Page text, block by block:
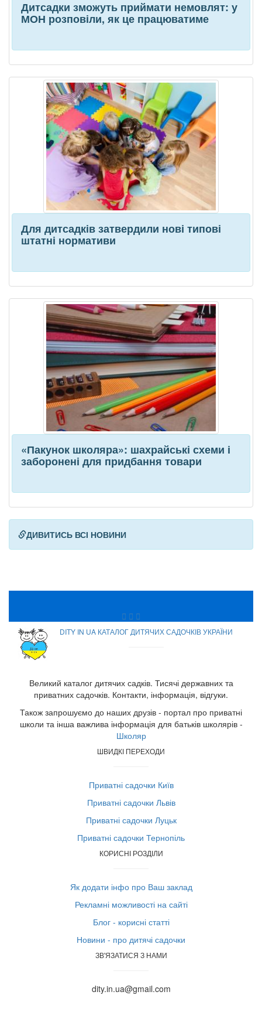
Дитсадки зможуть приймати немовлят: у
МОН розповіли, як це працюватиме
Для дитсадків затвердили нові типові
штатні нормативи
«Пакунок школяра»: шахрайські схеми і
заборонені для придбання товари
ДИВИТИСЬ ВСІ НОВИНИ
DITY IN UA КАТАЛОГ ДИТЯЧИХ САДОЧКІВ УКРАЇНИ
Великий каталог дитячих садків. Тисячі державних та
приватних садочків. Контакти, інформація, відгуки.
Також запрошуємо до наших друзів - портал про приватні
школи та інша важлива інформація для батьків школярів -
Школяр
ШВИДКІ ПЕРЕХОДИ
Приватні садочки Київ
Приватні садочки Львів
Приватні садочки Луцьк
Приватні садочки Тернопіль
КОРИСНІ РОЗДІЛИ
Як додати інфо про Ваш заклад
Рекламні можливості на сайті
Блог - корисні статті
Новини - про дитячі садочки
ЗВ'ЯЗАТИСЯ З НАМИ
dity.in.ua@gmail.com